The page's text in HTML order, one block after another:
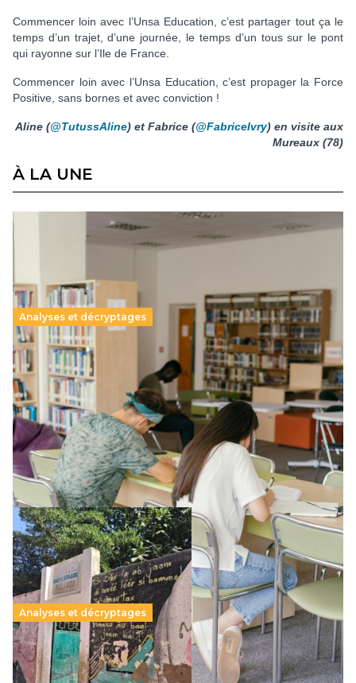
Commencer loin avec l’Unsa Education, c’est partager tout ça le
temps d’un trajet, d’une journée, le temps d’un tous sur le pont
qui rayonne sur l’Ile de France.
Commencer loin avec l’Unsa Education, c’est propager la Force
Positive, sans bornes et avec conviction !
Aline (@TutussAline) et Fabrice (@FabriceIvry) en visite aux
Mureaux (78)
À LA UNE
Analyses et décryptages
Supérieur privé : une dérive qui met à mal la
promesse républicaine
11 juillet 2026-
Le projet de loi sur la régulation de l’enseignement
supérieur privé met en lumière l’amplification d’un système
qui relègue l’acte pédagogique au superfétatoire, voire à…
Lire la suite →
Analyses et décryptages
258 millions d’enfants victimes de la guerre, des
chocs climatiques et des déplacements de